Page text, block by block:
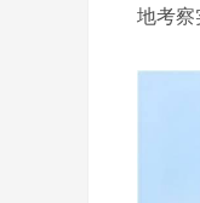
地考察